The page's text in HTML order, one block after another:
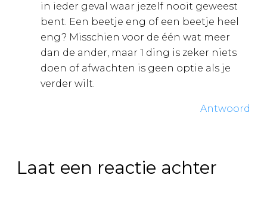
in ieder geval waar jezelf nooit geweest
bent. Een beetje eng of een beetje heel
eng? Misschien voor de één wat meer
dan de ander, maar 1 ding is zeker niets
doen of afwachten is geen optie als je
verder wilt.
Antwoord
Laat een reactie achter